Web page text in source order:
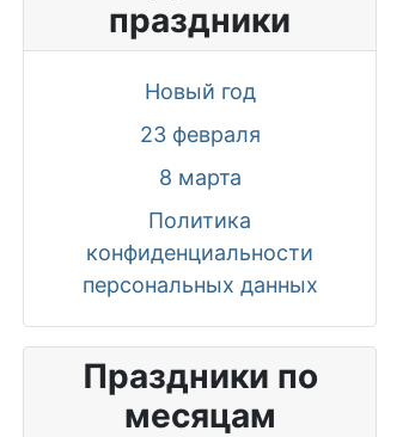
праздники
Новый год
23 февраля
8 марта
Политика
конфиденциальности
персональных данных
Праздники по
месяцам